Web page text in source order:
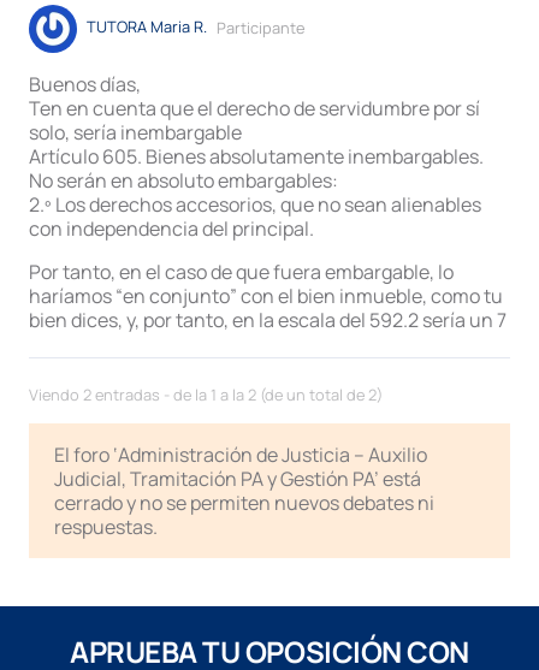
TUTORA Maria R. Participante
Buenos días,
Ten en cuenta que el derecho de servidumbre por sí
solo, sería inembargable
Artículo 605. Bienes absolutamente inembargables.
No serán en absoluto embargables:
2.º Los derechos accesorios, que no sean alienables
con independencia del principal.
Por tanto, en el caso de que fuera embargable, lo
haríamos “en conjunto” con el bien inmueble, como tu
bien dices, y, por tanto, en la escala del 592.2 sería un 7
Viendo 2 entradas - de la 1 a la 2 (de un total de 2)
El foro ‘Administración de Justicia – Auxilio
Judicial, Tramitación PA y Gestión PA’ está
cerrado y no se permiten nuevos debates ni
respuestas.
APRUEBA TU OPOSICIÓN CON